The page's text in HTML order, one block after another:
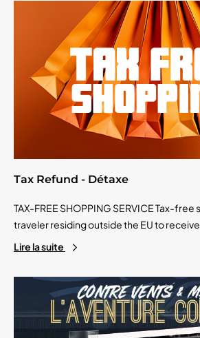
Tax Refund - Détaxe
TAX-FREE SHOPPING SERVICE Tax-
traveler residing outside the EU to receive
Lire la suite